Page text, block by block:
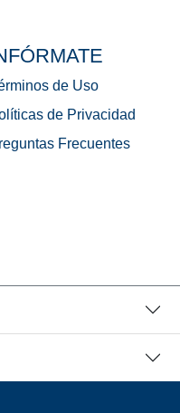
de Uso
de Privacidad
Frecuentes